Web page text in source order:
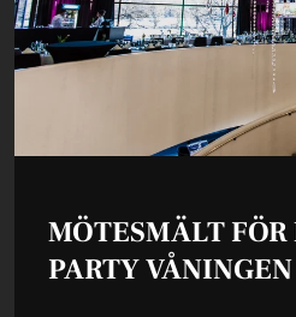
MÖTESMÄLT
PARTY VÅNINGEN